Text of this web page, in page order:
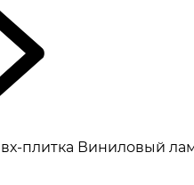
плитка Виниловый